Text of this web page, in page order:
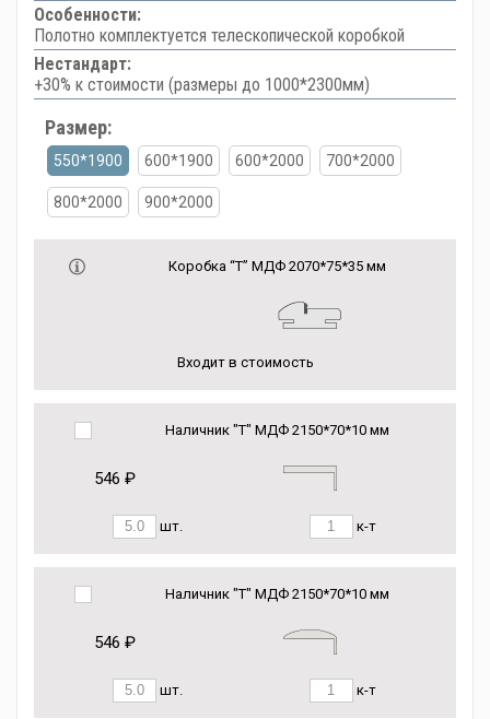
Особенности:
Полотно комплектуется телескопической коробкой
Нестандарт:
+30% к стоимости (размеры до 1000*2300мм)
Размер:
550*1900 600*1900 600*2000 700*2000
800*2000 900*2000
Коробка “Т” МДФ 2070*75*35 мм
Входит в стоимость
Наличник "Т" МДФ 2150*70*10 мм
546 ₽
шт. к-т
Наличник "Т" МДФ 2150*70*10 мм
546 ₽
шт. к-т